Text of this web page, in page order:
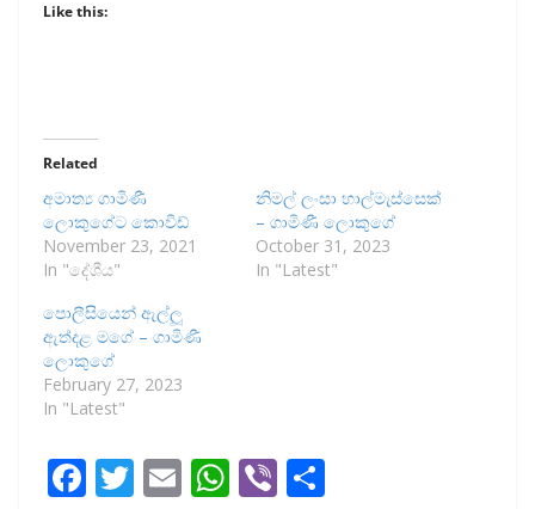
Like this:
Related
අමාත්‍ය ගාමිණී
ලොකුගේට කොවිඩ්
November 23, 2021
In "දේශීය"
නිමල් ලංසා හාල්මැස්සෙක්
– ගාමිණී ලොකුගේ
October 31, 2023
In "Latest"
පොලීසියෙන් ඇල්ලූ
ඇත්දළ මගේ – ගාමිණී
‌ලොකුගේ
February 27, 2023
In "Latest"
F T E W Vi